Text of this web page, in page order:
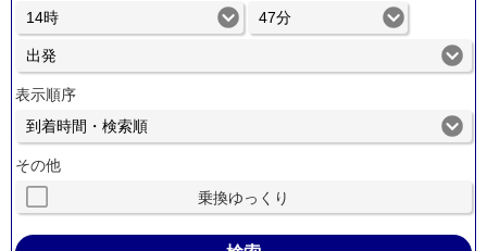
表示順序
その他
乗換ゆっくり